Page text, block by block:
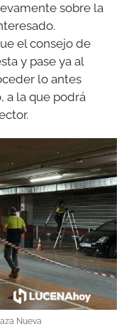
sobre la
el consejo de
y pase ya al
lo antes
a la que podrá
Nueva